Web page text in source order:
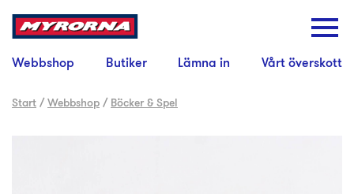
Webbshop Butiker Lämna in Vårt överskott
Start /Webbshop / Böcker & Spel